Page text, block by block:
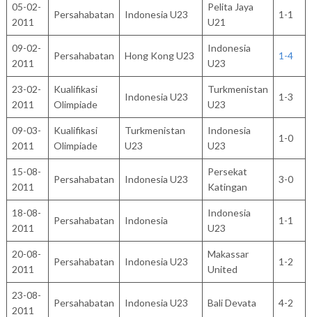
05-02-
2011
Persahabatan Indonesia U23
Pelita Jaya
U21
1-1
09-02-
2011
Persahabatan Hong Kong U23
Indonesia
U23
1-4
23-02-
2011
Kualifikasi
Olimpiade
Indonesia U23
Turkmenistan
U23
1-3
09-03-
2011
Kualifikasi
Olimpiade
Turkmenistan
U23
Indonesia
U23
1-0
15-08-
2011
Persahabatan Indonesia U23
Persekat
Katingan
3-0
18-08-
2011
Persahabatan Indonesia
Indonesia
U23
1-1
20-08-
2011
Persahabatan Indonesia U23
Makassar
United
1-2
23-08-
2011
Persahabatan Indonesia U23 Bali Devata 4-2